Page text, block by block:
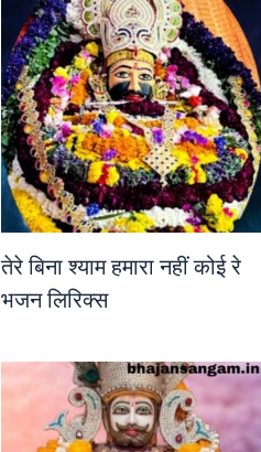
तेरे बिना श्याम हमारा नहीं कोई रे
भजन लिरिक्स